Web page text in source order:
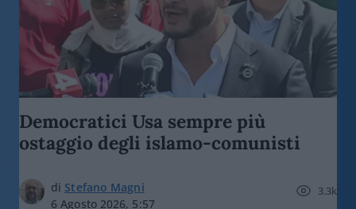
Democratici Usa sempre più
ostaggio degli islamo-comunisti
di Stefano Magni
6 Agosto 2026, 5:57
3.3k